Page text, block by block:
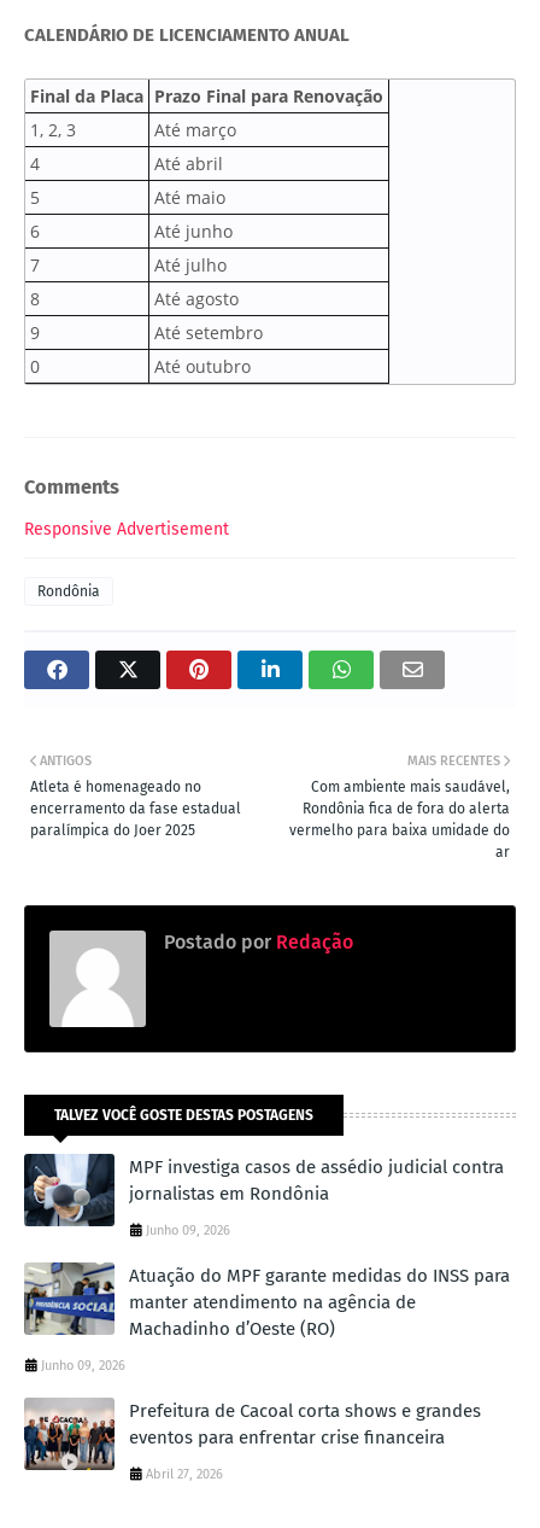
CALENDÁRIO DE LICENCIAMENTO ANUAL
Final da Placa Prazo Final para Renovação
1, 2, 3
Até março
4
Até abril
5
Até maio
6
Até junho
7
Até julho
8
Até agosto
9
Até setembro
0
Até outubro
Comments
Responsive Advertisement
Rondônia
MAIS RECENTES
Com ambiente mais saudável,
Rondônia fica de fora do alerta
vermelho para baixa umidade do
ar
ANTIGOS
Atleta é homenageado no
encerramento da fase estadual
paralímpica do Joer 2025
Postado por Redação
TALVEZ VOCÊ GOSTE DESTAS POSTAGENS
MPF investiga casos de assédio judicial contra
jornalistas em Rondônia
Junho 09, 2026
Atuação do MPF garante medidas do INSS para
manter atendimento na agência de
Machadinho d’Oeste (RO)
Junho 09, 2026
Prefeitura de Cacoal corta shows e grandes
eventos para enfrentar crise financeira
Abril 27, 2026